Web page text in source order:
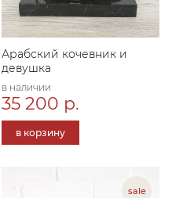
Арабский кочевник и
девушка
в наличии
35 200 р.
в корзину